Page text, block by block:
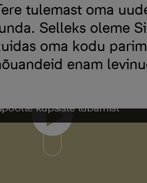
tulemast oma
Selleks oleme
oma kodu
enam
küpsiste lubamist